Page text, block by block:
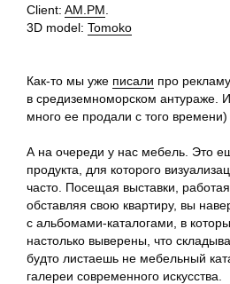
Client: AM.PM
3D model: Tomoko
Как-то мы уже писали про
в средиземноморском антураже.
много ее продали с того времени)
А на очереди у нас мебель. Это
продукта, для которого
часто. Посещая выставки,
обставляя свою квартиру, вы
с альбомами-каталогами, в
настолько выверены, что
будто листаешь не мебельный
галереи современного искусства.